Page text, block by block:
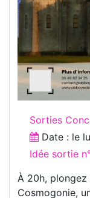
Sorties
Date : le
Idée sortie
À 20h, plongez
Cosmogonie,